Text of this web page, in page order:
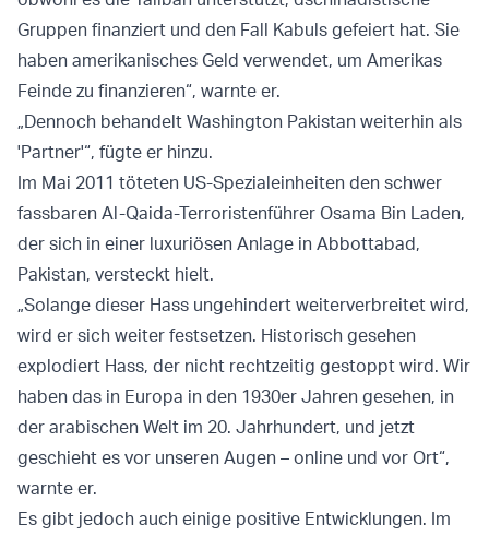
Gruppen finanziert und den Fall Kabuls gefeiert hat. Sie
haben amerikanisches Geld verwendet, um Amerikas
Feinde zu finanzieren“, warnte er.
„Dennoch behandelt Washington Pakistan weiterhin als
'Partner'“, fügte er hinzu.
Im Mai 2011 töteten US-Spezialeinheiten den schwer
fassbaren Al-Qaida-Terroristenführer Osama Bin Laden,
der sich in einer luxuriösen Anlage in Abbottabad,
Pakistan, versteckt hielt.
„Solange dieser Hass ungehindert weiterverbreitet wird,
wird er sich weiter festsetzen. Historisch gesehen
explodiert Hass, der nicht rechtzeitig gestoppt wird. Wir
haben das in Europa in den 1930er Jahren gesehen, in
der arabischen Welt im 20. Jahrhundert, und jetzt
geschieht es vor unseren Augen – online und vor Ort“,
warnte er.
Es gibt jedoch auch einige positive Entwicklungen. Im